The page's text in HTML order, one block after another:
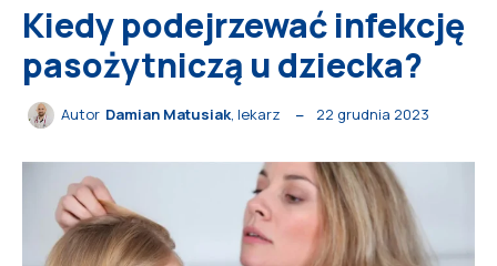
Kiedy podejrzewać infekcję
pasożytniczą u dziecka?
Autor Damian Matusiak, lekarz 22 grudnia 2023